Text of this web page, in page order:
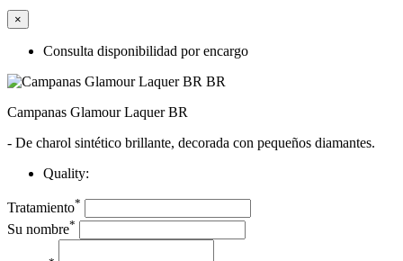
×
Consulta disponibilidad por encargo
Campanas Glamour Laquer BR
- De charol sintético brillante, decorada con pequeños diamantes.
Quality:
Tratamiento*
Su nombre*